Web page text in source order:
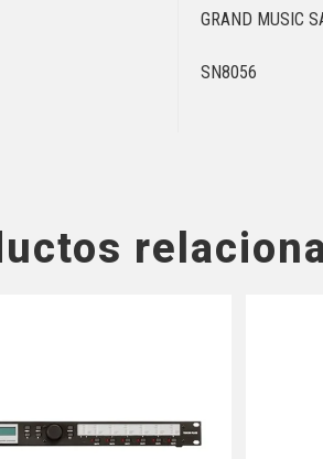
GRAND MUSIC
SN8056